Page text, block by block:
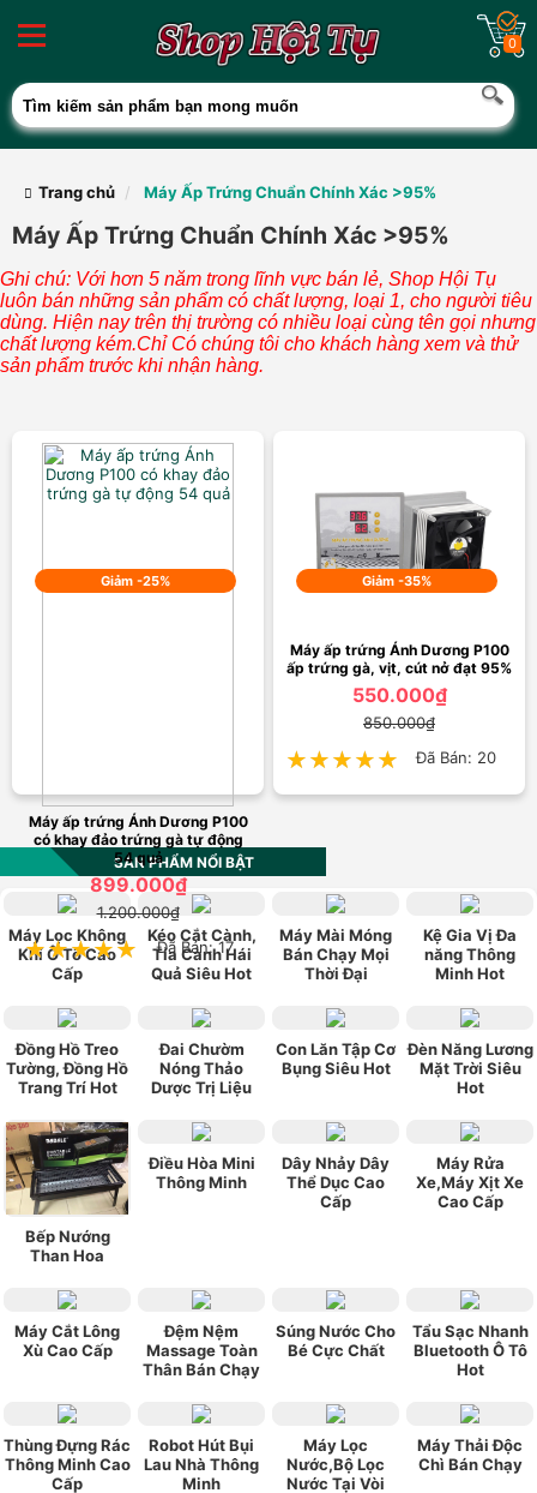
0
Trang chủ Máy Ấp Trứng Chuẩn Chính Xác >95%
Máy Ấp Trứng Chuẩn Chính Xác >95%
Ghi chú: Với hơn 5 năm trong lĩnh vực bán lẻ, Shop Hội Tụ
luôn bán những sản phẩm có chất lượng, loại 1, cho người tiêu
dùng. Hiện nay trên thị trường có nhiều loại cùng tên gọi nhưng
chất lượng kém.Chỉ Có chúng tôi cho khách hàng xem và thử
sản phẩm trước khi nhận hàng.
Giảm -25%
Máy ấp trứng Ánh Dương P100
có khay đảo trứng gà tự động
54 quả
899.000₫
1.200.000₫
★★★★★
★★★★★ Đã Bán: 17
Giảm -35%
Máy ấp trứng Ánh Dương P100
ấp trứng gà, vịt, cút nở đạt 95%
550.000₫
850.000₫
★★★★★
★★★★★ Đã Bán: 20
SẢN PHẨM NỔI BẬT
Máy Lọc Không
Khí Ô Tô Cao
Cấp
Kéo Cắt Cành,
Tỉa Cành Hái
Quả Siêu Hot
Máy Mài Móng
Bán Chạy Mọi
Thời Đại
Kệ Gia Vị Đa
năng Thông
Minh Hot
Đồng Hồ Treo
Tường, Đồng Hồ
Trang Trí Hot
Đai Chườm
Nóng Thảo
Dược Trị Liệu
Con Lăn Tập Cơ
Bụng Siêu Hot
Đèn Năng Lương
Mặt Trời Siêu
Hot
Bếp Nướng
Than Hoa
Điều Hòa Mini
Thông Minh
Dây Nhảy Dây
Thể Dục Cao
Cấp
Máy Rửa
Xe,Máy Xịt Xe
Cao Cấp
Máy Cắt Lông
Xù Cao Cấp
Đệm Nệm
Massage Toàn
Thân Bán Chạy
Súng Nước Cho
Bé Cực Chất
Tẩu Sạc Nhanh
Bluetooth Ô Tô
Hot
Thùng Đựng Rác
Thông Minh Cao
Cấp
Robot Hút Bụi
Lau Nhà Thông
Minh
Máy Lọc
Nước,Bộ Lọc
Nước Tại Vòi
Máy Thải Độc
Chì Bán Chạy